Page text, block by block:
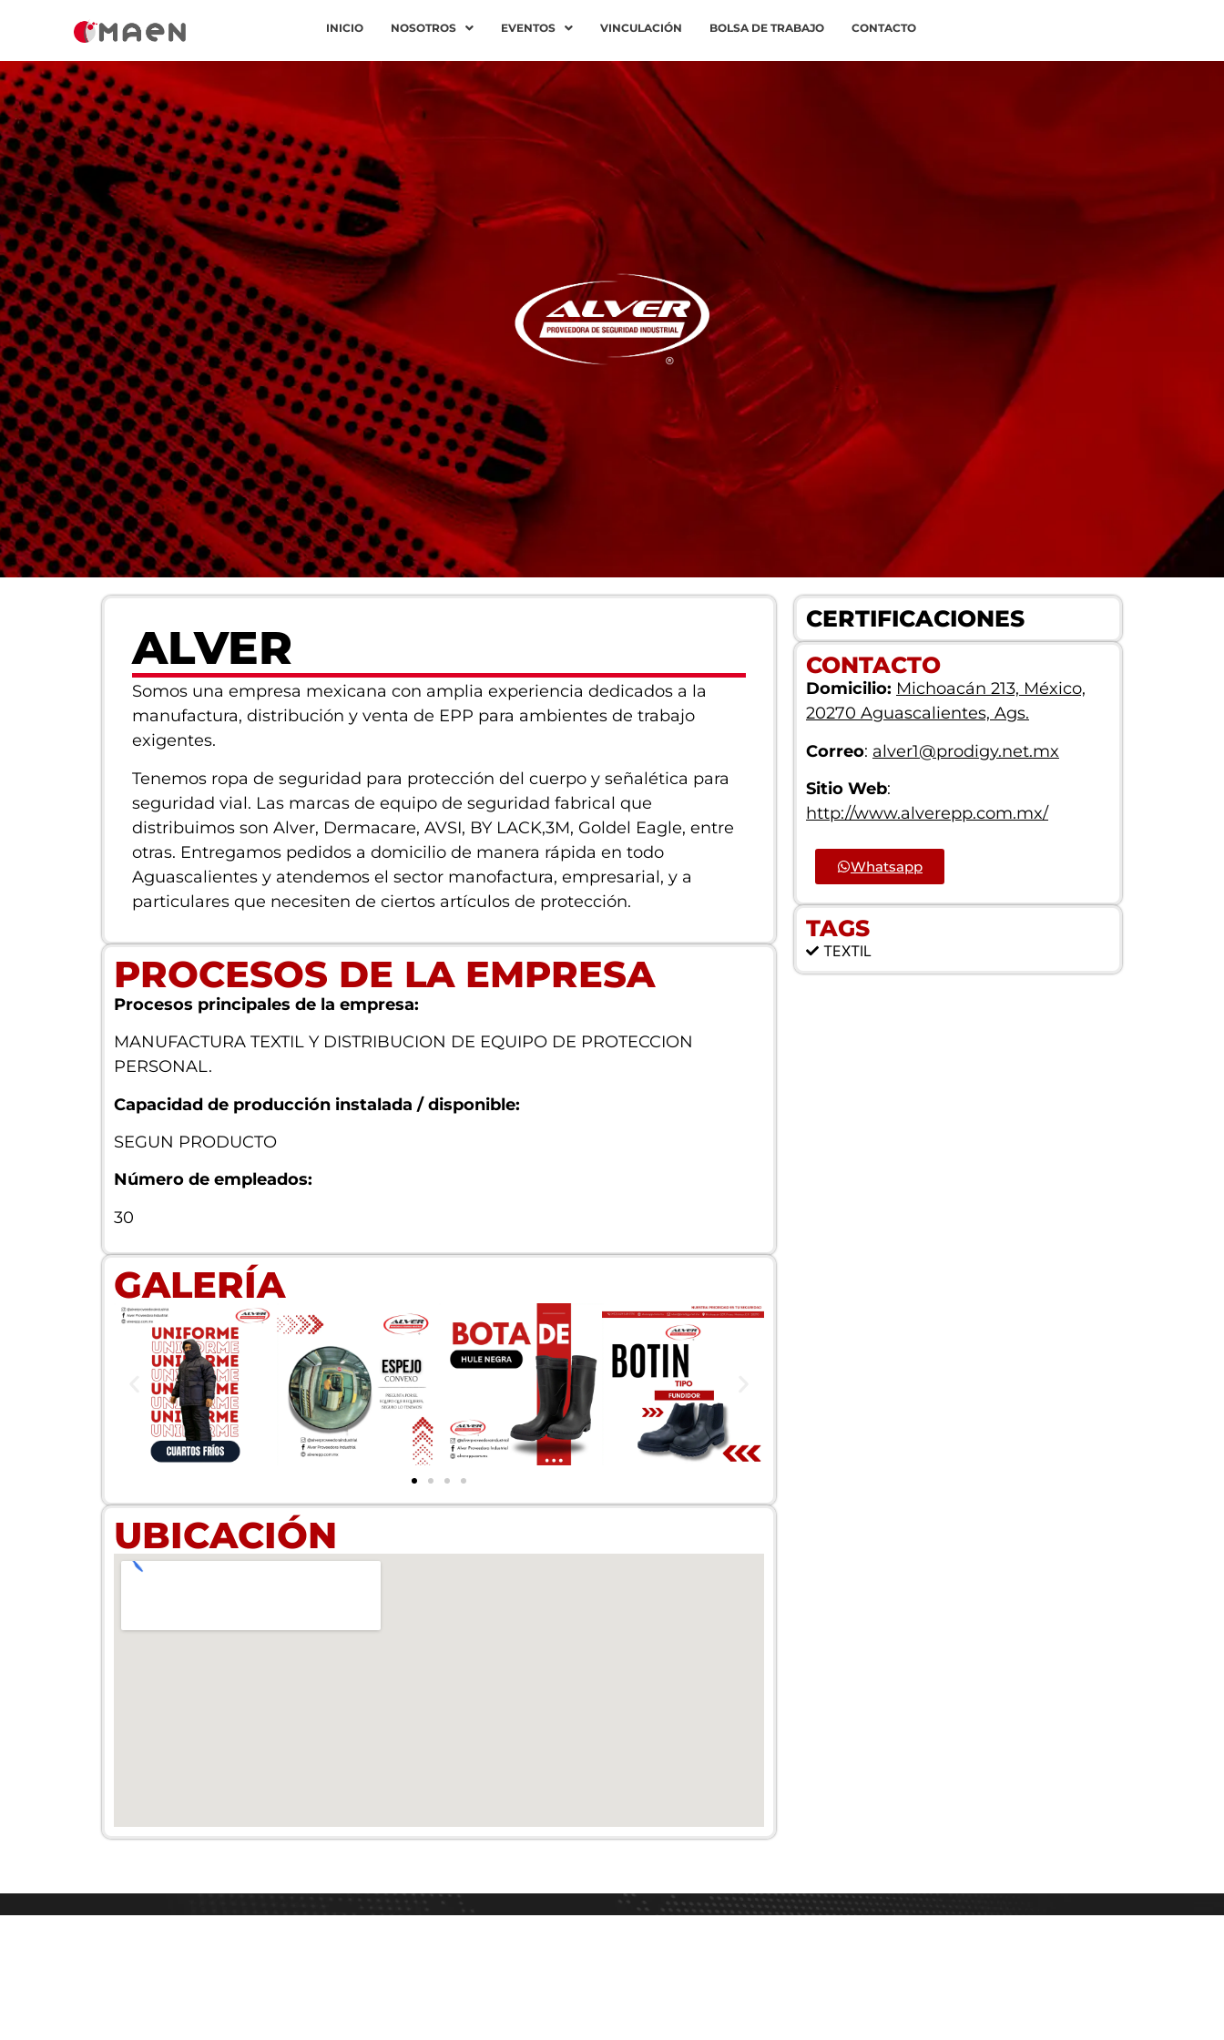
INICIO NOSOTROS EVENTOS VINCULACIÓN BOLSA DE TRABAJO CONTACTO
ALVER
Somos una empresa mexicana con amplia experiencia dedicados a la
manufactura, distribución y venta de EPP para ambientes de trabajo
exigentes.
Tenemos ropa de seguridad para protección del cuerpo y señalética para
seguridad vial. Las marcas de equipo de seguridad fabrical que
distribuimos son Alver, Dermacare, AVSI, BY LACK,3M, Goldel Eagle, entre
otras. Entregamos pedidos a domicilio de manera rápida en todo
Aguascalientes y atendemos el sector manofactura, empresarial, y a
particulares que necesiten de ciertos artículos de protección.
PROCESOS DE LA EMPRESA
Procesos principales de la empresa:
MANUFACTURA TEXTIL Y DISTRIBUCION DE EQUIPO DE PROTECCION
PERSONAL.
Capacidad de producción instalada / disponible:
SEGUN PRODUCTO
Número de empleados:
30
GALERÍA
UBICACIÓN
CERTIFICACIONES
CONTACTO
Domicilio: Michoacán 213, México,
20270 Aguascalientes, Ags.
Correo: alver1@prodigy.net.mx
Sitio Web:
http://www.alverepp.com.mx/
Whatsapp
TAGS
TEXTIL